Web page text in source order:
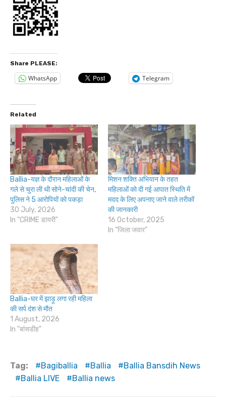
Share PLEASE:
WhatsApp Telegram
Related
Ballia-यज्ञ के दौरान महिलाओं के
गले से चुरा ली थी सोने-चांदी की चेन,
पुलिस ने 5 आरोपियों को पकड़ा
30 July, 2026
In "CRIME डायरी"
मिशन शक्ति अभियान के तहत
महिलाओं को दी गई आपात स्थिति में
मदद के लिए अपनाए जाने वाले तरीकों
की जानकारी
16 October, 2025
In "जिला जवार"
Ballia-घर में झाड़ू लगा रही महिला
की सर्प दंश से मौत
1 August, 2026
In "बांसडीह"
Tag: Bagiballia Ballia
Ballia Bansdih News
Ballia LIVE
Ballia news